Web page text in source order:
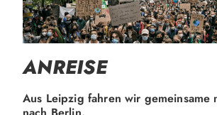
ANREISE
Aus Leipzig fahren wir gemeinsame